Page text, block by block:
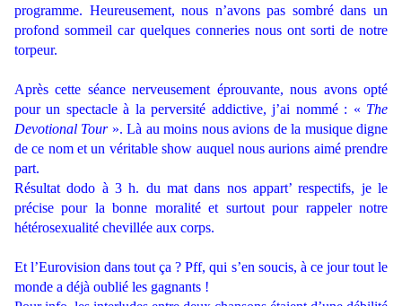
programme. Heureusement, nous n’avons pas sombré dans un
profond sommeil car quelques conneries nous ont sorti de notre
torpeur.
Après cette séance nerveusement éprouvante, nous avons opté
pour un spectacle à la perversité addictive, j’ai nommé : « The
Devotional Tour». Là au moins nous avions de la musique digne
de ce nom et un véritable show auquel nous aurions aimé prendre
part.
Résultat dodo à 3 h. du mat dans nos appart’ respectifs, je le
précise pour la bonne moralité et surtout pour rappeler notre
hétérosexualité chevillée aux corps.
Et l’Eurovision dans tout ça ? Pff, qui s’en soucis, à ce jour tout le
monde a déjà oublié les gagnants !